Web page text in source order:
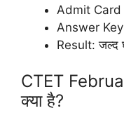
Admit
Answer
Result: जल्द
CTET
क्या है?